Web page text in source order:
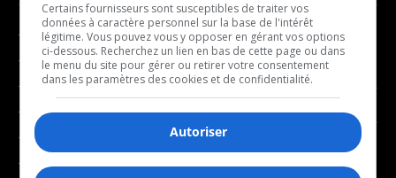
- Affaires municipales
- Communauté / Social
- Culture
- Économie
- Éducation
- Environnement
- Décompte franco
- Joué récemment
BALADOS
- Affaires
Certains fournisseurs sont susceptibles de traiter vos
données à caractère personnel sur la base de l'intérêt
légitime. Vous pouvez vous y opposer en gérant vos options
ci-dessous. Recherchez un lien en bas de cette page ou dans
le menu du site pour gérer ou retirer votre consentement
dans les paramètres des cookies et de confidentialité.
Autoriser